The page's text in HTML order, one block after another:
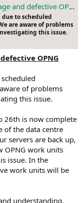
OPNG work units
to scheduled
are aware of problems
this issue.
OPNG
of problems
this issue.
26th is now complete
of the data centre
servers are back up,
OPNG work units
issue. In the
work units will be
understanding.